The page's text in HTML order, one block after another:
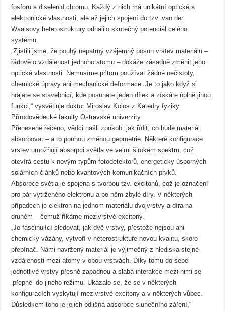
fosforu a diselenid chromu. Každý z nich má unikátní optické a
elektronické vlastnosti, ale až jejich spojení do tzv. van der
Waalsovy heterostruktury odhalilo skutečný potenciál celého
systému.
„Zjistili jsme, že pouhý nepatrný vzájemný posun vrstev materiálu –
řádově o vzdálenost jednoho atomu – dokáže zásadně změnit jeho
optické vlastnosti. Nemusíme přitom používat žádné nečistoty,
chemické úpravy ani mechanické deformace. Je to jako když si
hrajete se stavebnicí, kde posunete jeden dílek a získáte úplně jinou
funkci,“ vysvětluje doktor Miroslav Kolos z Katedry fyziky
Přírodovědecké fakulty Ostravské univerzity.
Přeneseně řečeno, vědci našli způsob, jak řídit, co bude materiál
absorbovat – a to pouhou změnou geometrie. Některé konfigurace
vrstev umožňují absorpci světla ve velmi širokém spektru, což
otevírá cestu k novým typům fotodetektorů, energeticky úsporných
solárních článků nebo kvantových komunikačních prvků.
Absorpce světla je spojena s tvorbou tzv. excitonů, což je označení
pro pár vytrženého elektronu a po něm zbylé díry. V některých
případech je elektron na jednom materiálu dvojvrstvy a díra na
druhém – čemuž říkáme mezivrstvé excitony.
„Je fascinující sledovat, jak dvě vrstvy, přestože nejsou ani
chemicky vázány, vytvoří v heterostruktuře novou kvalitu, skoro
přepínač. Námi navržený materiál je výjimečný z hlediska stejné
vzdálenosti mezi atomy v obou vrstvách. Díky tomu do sebe
jednotlivé vrstvy přesně zapadnou a slabá interakce mezi nimi se
‚přepne‘ do jiného režimu. Ukázalo se, že se v některých
konfiguracích vyskytují mezivrstvé excitony a v některých vůbec.
Důsledkem toho je jejich odlišná absorpce slunečního záření,“